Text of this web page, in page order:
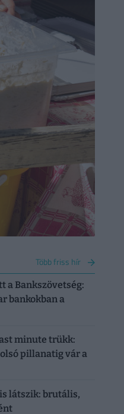
Több friss hír
a Bankszövetség:
bankokban a
minute trükk:
pillanatig vár a
látszik: brutális,